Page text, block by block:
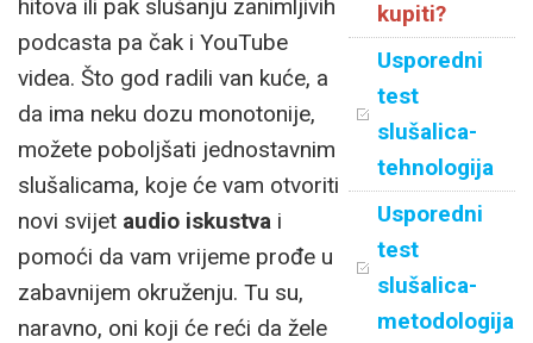
kupiti?
Usporedni
test
slušalica-
tehnologija
Usporedni
test
slušalica-
metodologija
hitova ili pak slušanju zanimljivih
podcasta pa čak i YouTube
videa. Što god radili van kuće, a
da ima neku dozu monotonije,
možete poboljšati jednostavnim
slušalicama, koje će vam otvoriti
novi svijet audio iskustva i
pomoći da vam vrijeme prođe u
zabavnijem okruženju. Tu su,
naravno, oni koji će reći da žele